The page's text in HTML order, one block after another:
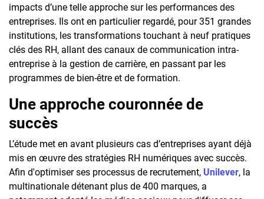
impacts d’une telle approche sur les performances des
entreprises. Ils ont en particulier regardé, pour 351 grandes
institutions, les transformations touchant à neuf pratiques
clés des RH, allant des canaux de communication intra-
entreprise à la gestion de carrière, en passant par les
programmes de bien-être et de formation.
Une approche couronnée de
succès
L’étude met en avant plusieurs cas d’entreprises ayant déjà
mis en œuvre des stratégies RH numériques avec succès.
Afin d'optimiser ses processus de recrutement, Unilever, la
multinationale détenant plus de 400 marques, a